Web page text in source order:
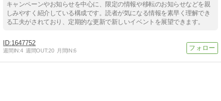
キャンペーンやお知らせを中心に、限定の情報や移転のお知らせなどを親
しみやすく紹介している構成です。読者が気になる情報を素早く理解でき
る工夫がされており、定期的な更新で新しいイベントを展望できます。
1647752
週間IN:4 週間OUT:20 月間IN:6